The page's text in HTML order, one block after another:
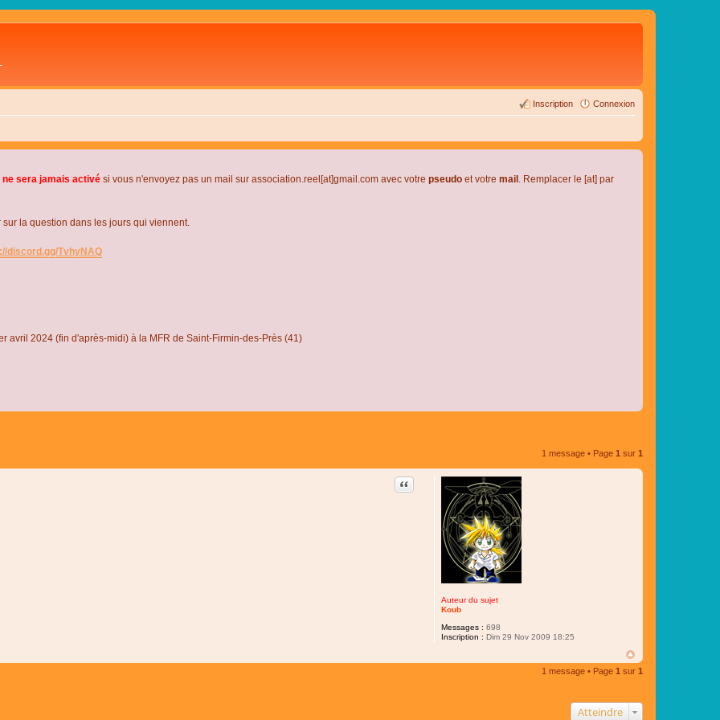
Connexion
Inscription
sera jamais activé si vous n'envoyez pas un mail sur association.reel[at]gmail.com avec votre pseudo et votre mail . Remplacer le [at] par
la question dans les jours qui viennent.
discord.gg/TvhyNAQ
avril 2024 (fin d'après-midi) à la MFR de Saint-Firmin-des-Près (41)
1 message • Page 1 sur 1
Auteur du sujet
Koub
Messages : 698
Inscription : Dim 29 Nov 2009 18:25
Citer
1 message • Page 1 sur 1
Atteindre